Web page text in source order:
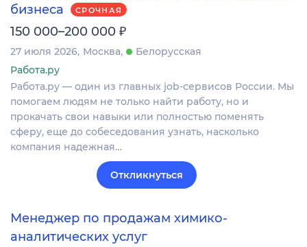
бизнеса
СРОЧНАЯ
150 000–200 000 ₽
27 июля 2026 Москва
Белорусская
Работа.ру
Работа.ру — один из главных job-сервисов России. Мы
помогаем людям не только найти работу, но и
прокачать свои навыки или полностью поменять
сферу, еще до собеседования узнать, насколько
компания надежная…
Откликнуться
Менеджер по продажам химико-
аналитических услуг